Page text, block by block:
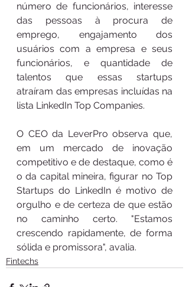
número de funcionários, interesse
das pessoas à procura de
emprego, engajamento dos
usuários com a empresa e seus
funcionários, e quantidade de
talentos que essas startups
atraíram das empresas incluídas na
lista LinkedIn Top Companies.
O CEO da LeverPro observa que,
em um mercado de inovação
competitivo e de destaque, como é
o da capital mineira, figurar no Top
Startups do LinkedIn é motivo de
orgulho e de certeza de que estão
no caminho certo. "Estamos
crescendo rapidamente, de forma
sólida e promissora", avalia.
Fintechs